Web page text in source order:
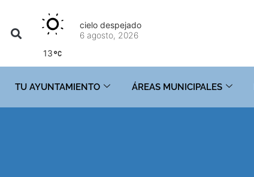
13
cielo despejado
6 agosto, 2026
TU AYUNTAMIENTO ÁREAS MUNICIPALES